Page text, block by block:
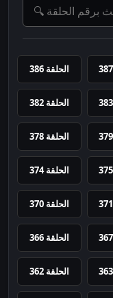
الحلقة 386
الحلقة 382
الحلقة 378
الحلقة 374
الحلقة 370
الحلقة 366
الحلقة 362